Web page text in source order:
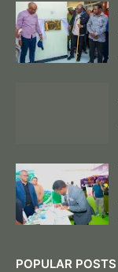
POPULAR POSTS